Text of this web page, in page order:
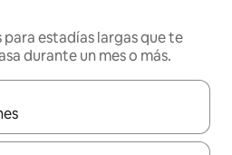
estadías largas que te
durante un mes o más.
disponibles, navega con las